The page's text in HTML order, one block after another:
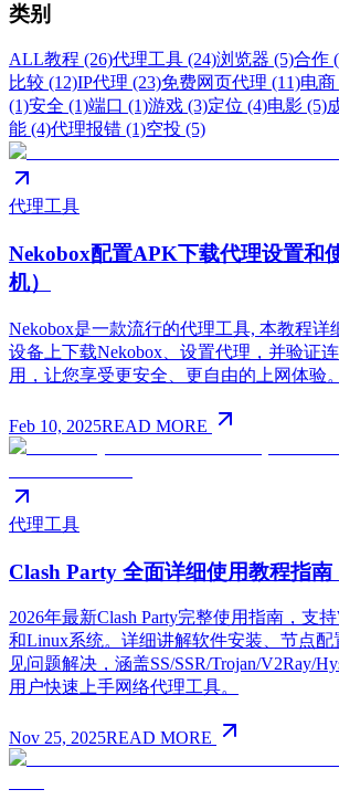
类别
ALL教程 (26)代理工具 (24)浏览器 (5)合作
比较 (12)IP代理 (23)免费网页代理 (11)电商
(1)安全 (1)端口 (1)游戏 (3)定位 (4)电影 (5)
能 (4)代理报错 (1)空投 (5)
代理工具
Nekobox配置APK下载代理设置和
机）
Nekobox是一款流行的代理工具, 本教程详
设备上下载Nekobox、设置代理，并验证
用，让您享受更安全、更自由的上网体验。
Feb 10, 2025READ MORE
代理工具
Clash Party 全面详细使用教程指南
2026年最新Clash Party完整使用指南，支持
和Linux系统。详细讲解软件安装、节点配
见问题解决，涵盖SS/SSR/Trojan/V2Ray/
用户快速上手网络代理工具。
Nov 25, 2025READ MORE